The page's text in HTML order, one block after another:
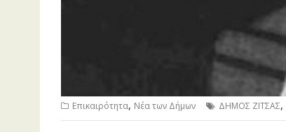
Επικαιρότητα, Νέα των Δήμων ΔΗΜΟΣ ΖΙΤΣΑΣ,